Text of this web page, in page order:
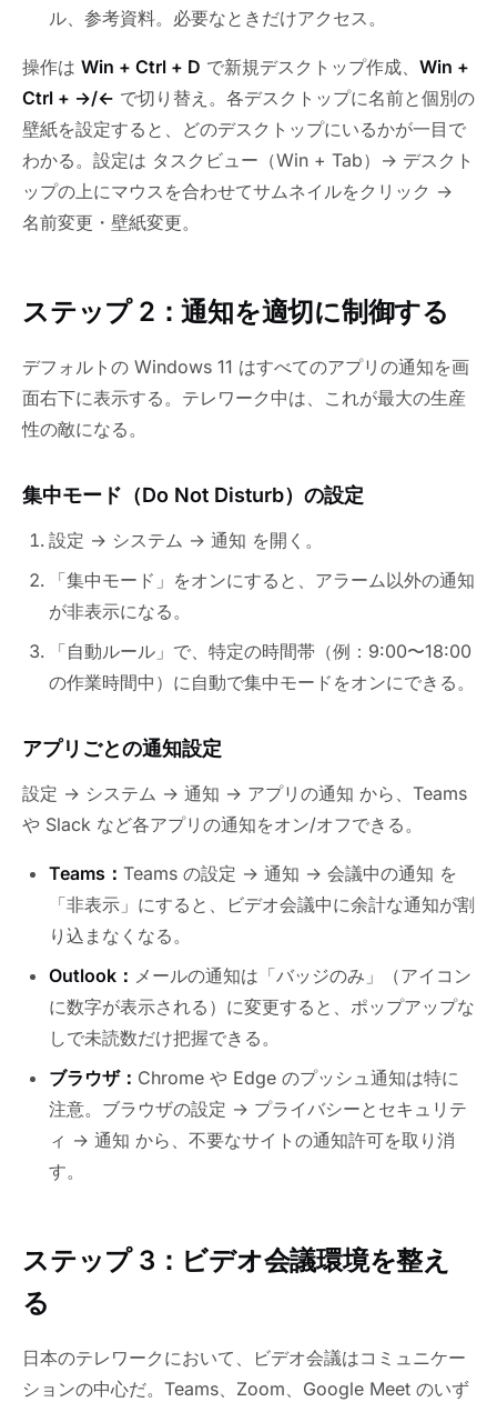
ル、参考資料。必要なときだけアクセス。
操作は Win + Ctrl + D で新規デスクトップ作成、 Win +
Ctrl + →/← で切り替え。各デスクトップに名前と個別の
壁紙を設定すると、どのデスクトップにいるかが一目で
わかる。設定は タスクビュー（Win + Tab）→ デスクト
ップの上にマウスを合わせてサムネイルをクリック →
名前変更・壁紙変更。
ステップ 2：通知を適切に制御する
デフォルトの Windows 11 はすべてのアプリの通知を画
面右下に表示する。テレワーク中は、これが最大の生産
性の敵になる。
集中モード（Do Not Disturb）の設定
設定 → システム → 通知 を開く。
「集中モード」をオンにすると、アラーム以外の通知
が非表示になる。
「自動ルール」で、特定の時間帯（例：9:00〜18:00
の作業時間中）に自動で集中モードをオンにできる。
アプリごとの通知設定
設定 → システム → 通知 → アプリの通知 から、Teams
や Slack など各アプリの通知をオン/オフできる。
Teams： Teams の設定 → 通知 → 会議中の通知 を
「非表示」にすると、ビデオ会議中に余計な通知が割
り込まなくなる。
Outlook： メールの通知は「バッジのみ」（アイコン
に数字が表示される）に変更すると、ポップアップな
しで未読数だけ把握できる。
ブラウザ： Chrome や Edge のプッシュ通知は特に
注意。ブラウザの設定 → プライバシーとセキュリテ
ィ → 通知 から、不要なサイトの通知許可を取り消
す。
ステップ 3：ビデオ会議環境を整え
る
日本のテレワークにおいて、ビデオ会議はコミュニケー
ションの中心だ。Teams、Zoom、Google Meet のいず